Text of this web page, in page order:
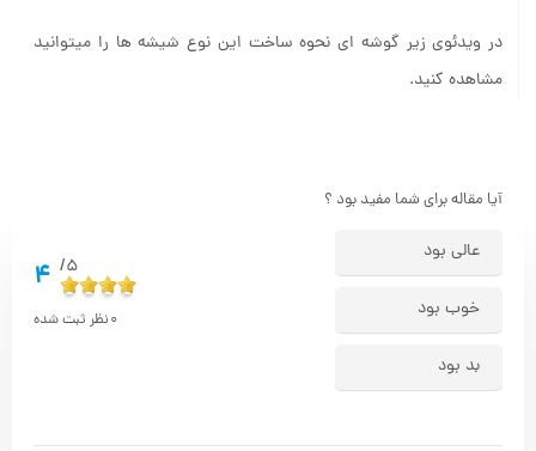
در ویدئوی زیر گوشه ای نحوه ساخت این نوع شیشه ها را میتوانید
مشاهده کنید.
آیا مقاله برای شما مفید بود ؟
عالی بود
خوب بود
بد بود
5/
4
0نظر ثبت شده